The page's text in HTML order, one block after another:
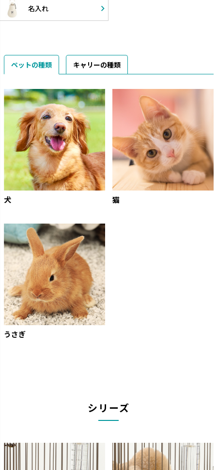
名入れ
ペットの種類 キャリーの種類
犬 猫
うさぎ
シリーズ